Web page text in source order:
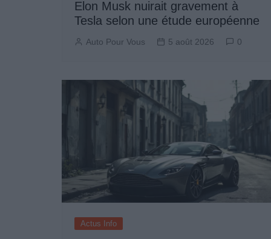
Elon Musk nuirait gravement à
Tesla selon une étude européenne
Auto Pour Vous 5 août 2026 0
Actus Info